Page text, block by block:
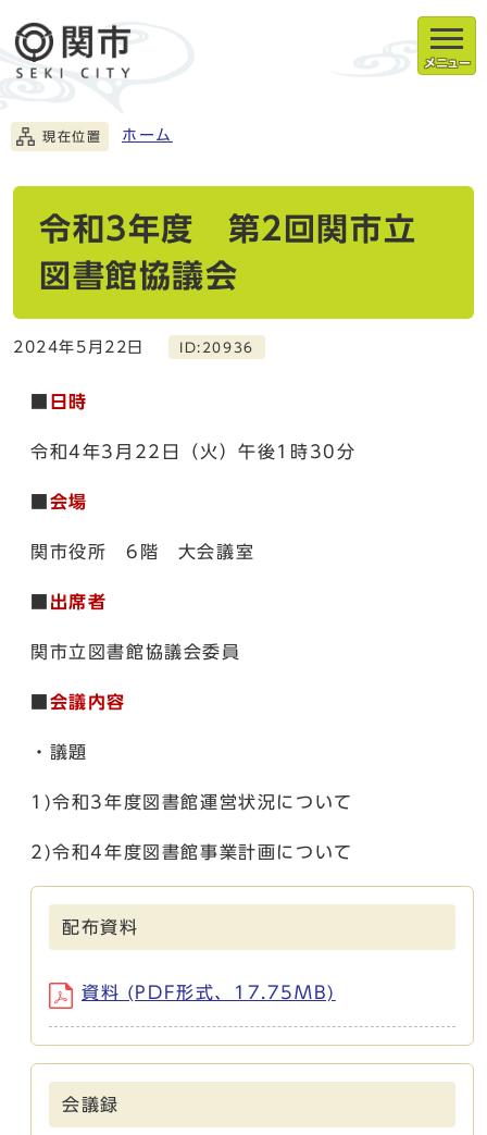
メニュー
現在位置 ホーム
令和3年度 第2回関市立
図書館協議会
2024年5月22日 ID:20936
日時
令和4年3月22日（火）午後1時30分
会場
関市役所 6階 大会議室
出席者
関市立図書館協議会委員
会議内容
・議題
1)令和3年度図書館運営状況について
2)令和4年度図書館事業計画について
配布資料
資料 (PDF形式、17.75MB)
会議録